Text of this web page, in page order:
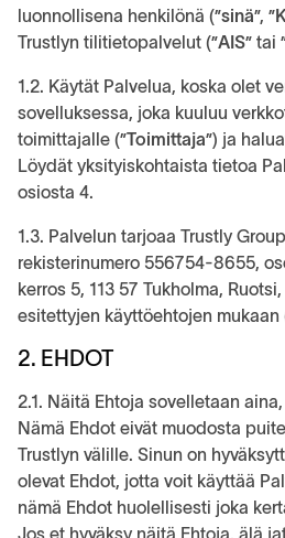
luonnollisena henkilönä (”sinä”, ”
Trustlyn tilitietopalvelut (”AIS” tai
1.2. Käytät Palvelua, koska olet
sovelluksessa, joka kuuluu
toimittajalle (”Toimittaja”) ja
Löydät yksityiskohtaista tietoa
osiosta 4.
1.3. Palvelun tarjoaa Trustly
rekisterinumero 556754-8655,
kerros 5, 113 57 Tukholma, Ruotsi,
esitettyjen käyttöehtojen mukaan
2. EHDOT
2.1. Näitä Ehtoja sovelletaan
Nämä Ehdot eivät muodosta
Trustlyn välille. Sinun on
olevat Ehdot, jotta voit käyttää
nämä Ehdot huolellisesti joka
Jos et hyväksy näitä Ehtoja, älä